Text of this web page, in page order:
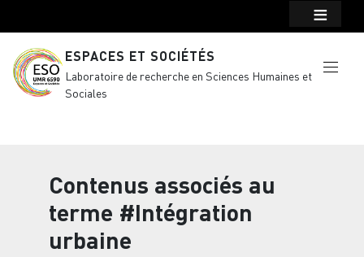
ESPACES ET SOCIÉTÉS
Laboratoire de recherche en Sciences Humaines et
Sociales
Contenus associés au
terme #Intégration
urbaine